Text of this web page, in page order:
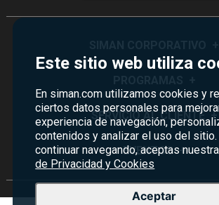
Este sitio web utiliza
En siman.com utilizamos cookies y
ciertos datos personales para
experiencia de navegación,
contenidos y analizar el uso del sitio.
continuar navegando, aceptas nuestra
de Privacidad y Cookies
Aceptar
Visión y Misión
Historia
Sucursales
Servicios
Empleos Siman
Monedero
Certificados de Regalo
Siman PRO
Credisiman
SERVICIO AL CLIENTE +
Preguntas Frecuentes
Política de devoluciones y
Contáctenos
EVENTOS +
Rebajas